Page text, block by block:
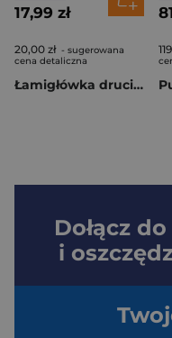
17,99 zł
20,00 zł - sugerowana
cena detaliczna
Łamigłówka druciana Racing nr 15 poziom 1/4
Dołącz do
i